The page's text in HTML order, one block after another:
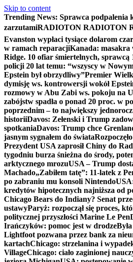
Skip to content
Trending News: Sprawca podpalenia
zarzutamiRADIOTON RADIOTON
Evanston wypłaci tysiące dolarom
w ramach reparacjiKanada: masakra
Ridge. 10 ofiar śmiertelnych, sprawcą
policji 20 lat temu: “wszyscy w
Epstein był obrzydliwy”Premier
dymisję ws. kontrowersji wokół
rozmowy w Abu Zabi ws. pokoju na
zabójstw spadła o ponad 20 proc. w
poprzednim – to największy
historiiDavos: Zełenski i Trump
spotkaniaDavos: Trump chce
jasnym sygnałem do świata
Prezydent USA zaprosił Chiny do
tygodniu burza śnieżna do środy,
arktycznego mrozuUSA – Trump
Machado„Zabiłem tatę”: 11-latek z
po zabraniu mu konsoli Nintendo
kredytów hipotecznych najniższa od
Chicago Bears do Indiany? Senat
ustawyParyż: rozpoczął się proces,
politycznej przyszłości Marine Le Pen
Irańczyków: pomoc jest w drodze
Lightfoot pozwana przez bank za
kartachChicago: strzelanina i
VillageChicago: ciało zaginionej